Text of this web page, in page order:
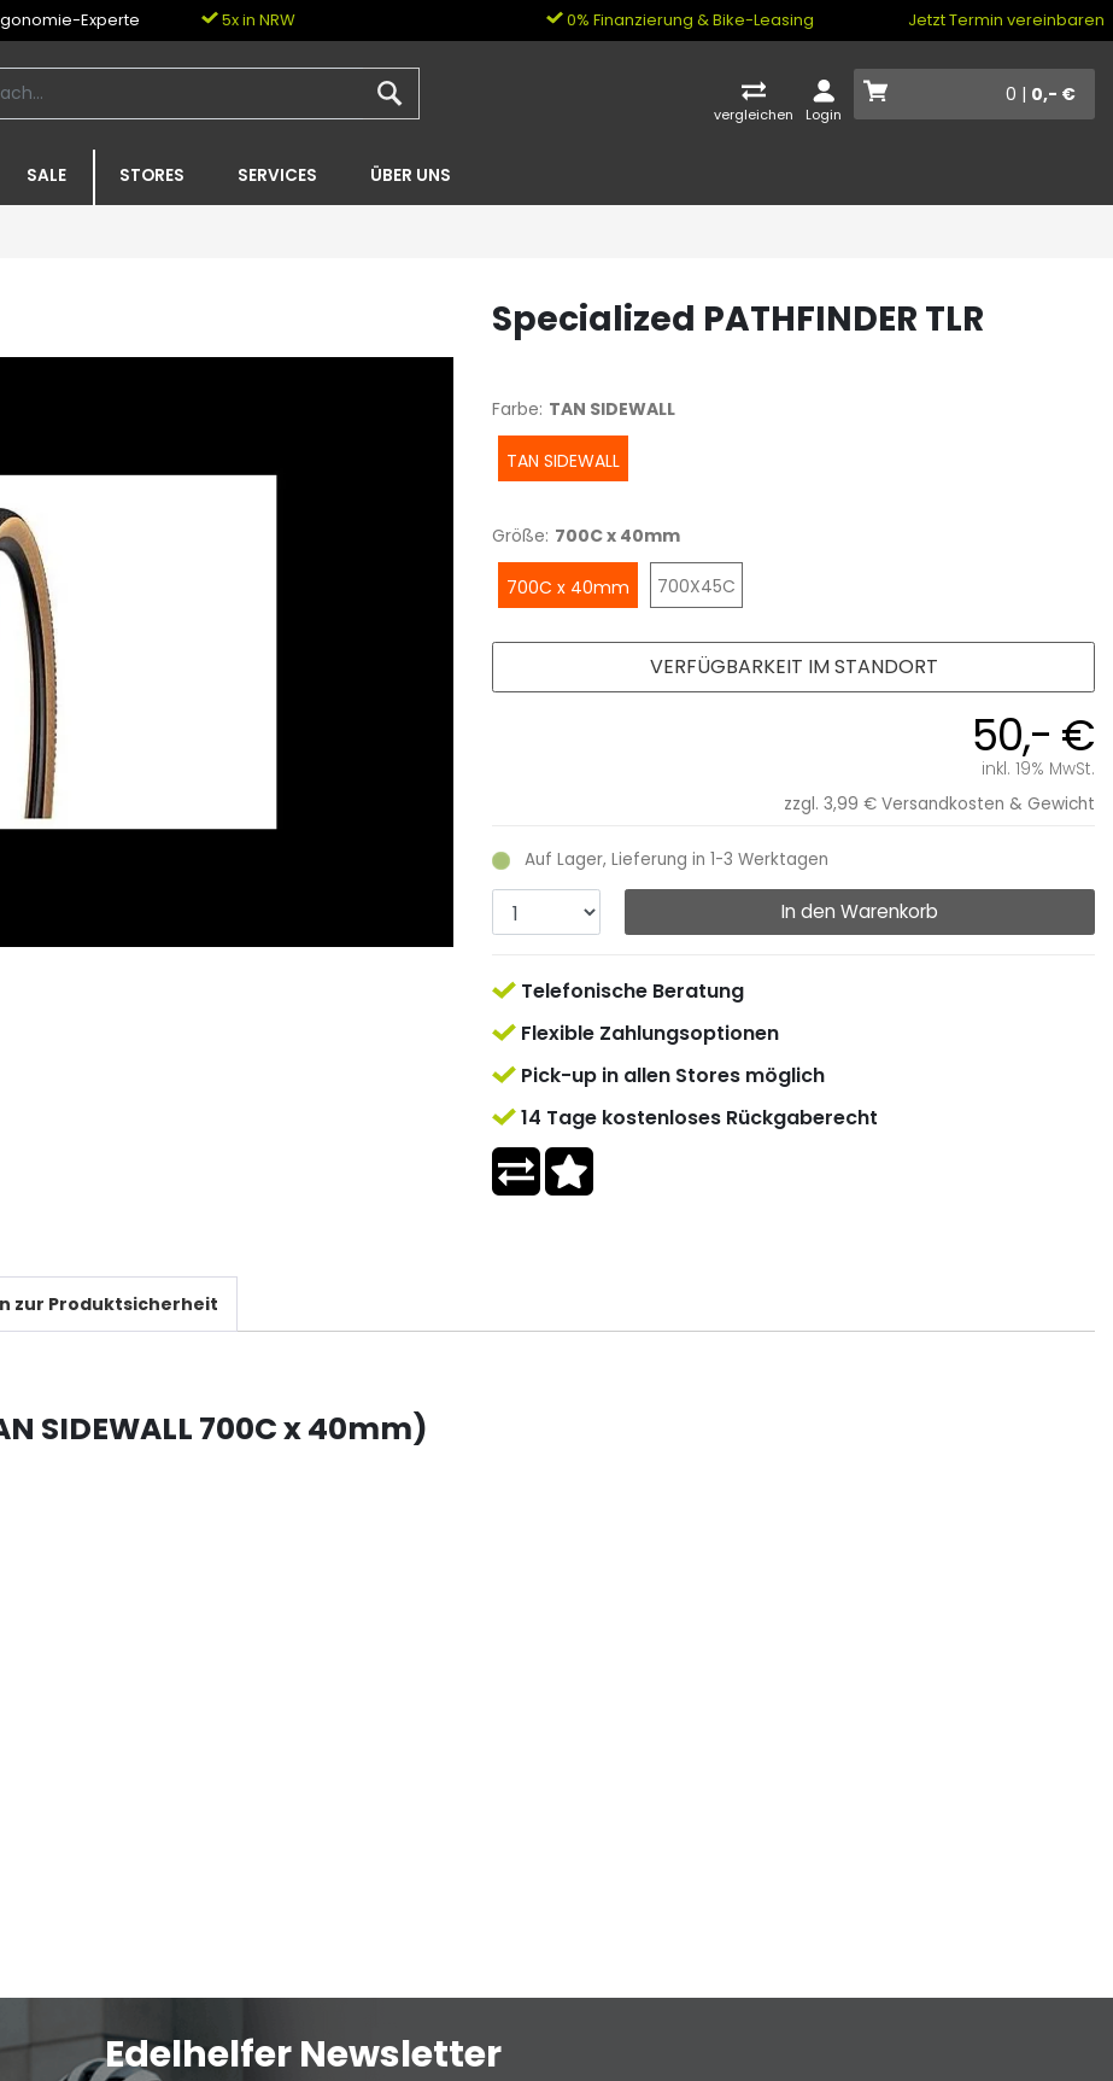
Experte 5x in NRW 0% Finanzierung & Bike-Leasing Jetzt Termin vereinbaren
vergleichen Login
0 | 0,- €
SALE STORES SERVICES ÜBER UNS
Specialized PATHFINDER TLR
Farbe: TAN SIDEWALL
TAN SIDEWALL
Größe: 700C x 40mm
700C x 40mm 700X45C
50,- €
inkl. 19% MwSt.
zzgl. 3,99 € Versandkosten & Gewicht
Auf Lager, Lieferung in 1-3 Werktagen
In den Warenkorb
VERFÜGBARKEIT IM STANDORT
Telefonische Beratung
Flexible Zahlungsoptionen
Pick-up in allen Stores möglich
14 Tage kostenloses Rückgaberecht
zur Produktsicherheit
SIDEWALL 700C x 40mm)
Edelhelfer Newsletter